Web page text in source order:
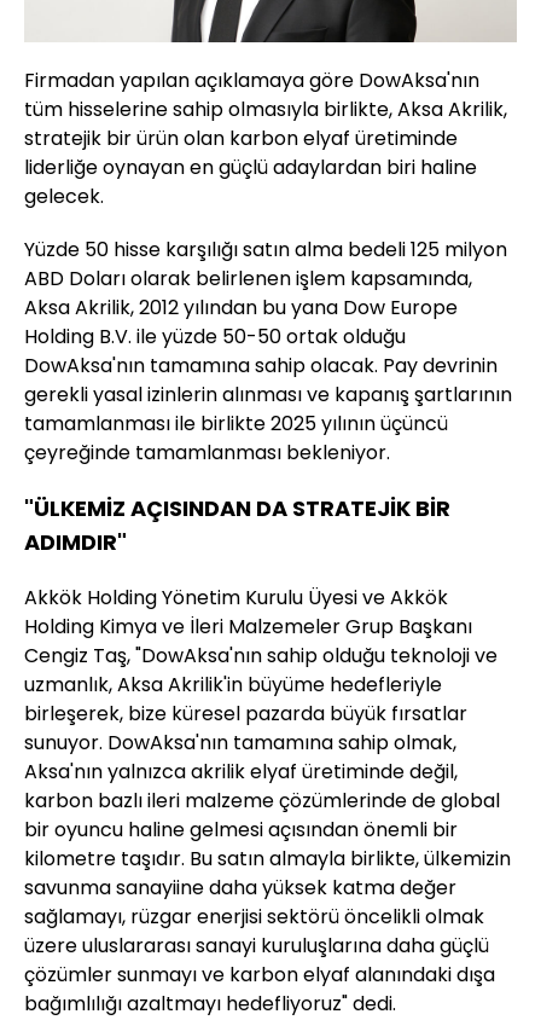
Firmadan yapılan açıklamaya göre DowAksa'nın
tüm hisselerine sahip olmasıyla birlikte, Aksa Akrilik,
stratejik bir ürün olan karbon elyaf üretiminde
liderliğe oynayan en güçlü adaylardan biri haline
gelecek.
Yüzde 50 hisse karşılığı satın alma bedeli 125 milyon
ABD Doları olarak belirlenen işlem kapsamında,
Aksa Akrilik, 2012 yılından bu yana Dow Europe
Holding B.V. ile yüzde 50-50 ortak olduğu
DowAksa'nın tamamına sahip olacak. Pay devrinin
gerekli yasal izinlerin alınması ve kapanış şartlarının
tamamlanması ile birlikte 2025 yılının üçüncü
çeyreğinde tamamlanması bekleniyor.
"ÜLKEMİZ AÇISINDAN DA STRATEJİK BİR
ADIMDIR"
Akkök Holding Yönetim Kurulu Üyesi ve Akkök
Holding Kimya ve İleri Malzemeler Grup Başkanı
Cengiz Taş, "DowAksa'nın sahip olduğu teknoloji ve
uzmanlık, Aksa Akrilik'in büyüme hedefleriyle
birleşerek, bize küresel pazarda büyük fırsatlar
sunuyor. DowAksa'nın tamamına sahip olmak,
Aksa'nın yalnızca akrilik elyaf üretiminde değil,
karbon bazlı ileri malzeme çözümlerinde de global
bir oyuncu haline gelmesi açısından önemli bir
kilometre taşıdır. Bu satın almayla birlikte, ülkemizin
savunma sanayiine daha yüksek katma değer
sağlamayı, rüzgar enerjisi sektörü öncelikli olmak
üzere uluslararası sanayi kuruluşlarına daha güçlü
çözümler sunmayı ve karbon elyaf alanındaki dışa
bağımlılığı azaltmayı hedefliyoruz" dedi.